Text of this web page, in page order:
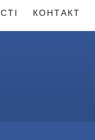
КОНТАКТ